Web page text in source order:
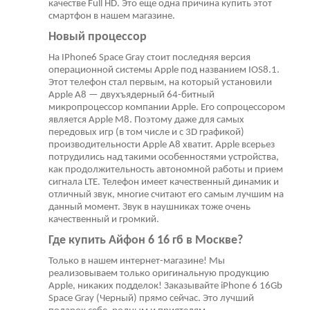
качестве Full HD. Это еще одна причина купить этот
смартфон в нашем магазине.
Новый процессор
На IPhone6 Space Gray стоит последняя версия
операционной системы Apple под названием IOS8.1.
Этот телефон стал первым, на который установили
Apple A8 — двухъядерный 64-битный
микропроцессор компании Apple. Его сопроцессором
является Apple M8. Поэтому даже для самых
передовых игр (в том числе и с 3D графикой)
производительности Apple A8 хватит. Apple всерьез
потрудились над такими особенностями устройства,
как продолжительность автономной работы и прием
сигнала LTE. Телефон имеет качественный динамик и
отличный звук, многие считают его самым лучшим на
данный момент. Звук в наушниках тоже очень
качественный и громкий.
Где купить Айфон 6 16 гб в Москве?
Только в нашем интернет-магазине! Мы
реализовываем только оригинальную продукцию
Apple, никаких подделок! Заказывайте iPhone 6 16Gb
Space Gray (Черный) прямо сейчас. Это лучший